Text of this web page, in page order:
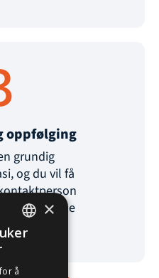
oppfølging
grundig
og du vil få
i hele
NORWEGIAN
ENGLISH
×
å